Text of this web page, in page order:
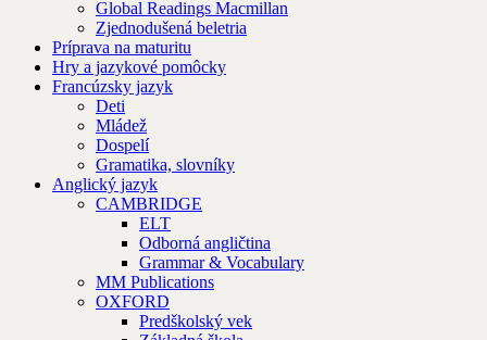
Global Readings Macmillan
Zjednodušená beletria
Príprava na maturitu
Hry a jazykové pomôcky
Francúzsky jazyk
Deti
Mládež
Dospelí
Gramatika, slovníky
Anglický jazyk
CAMBRIDGE
ELT
Odborná angličtina
Grammar & Vocabulary
MM Publications
OXFORD
Predškolský vek